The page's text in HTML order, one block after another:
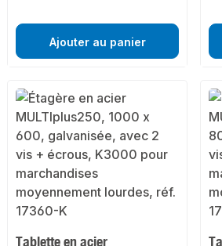
Ajouter au panier
Tablette en acier